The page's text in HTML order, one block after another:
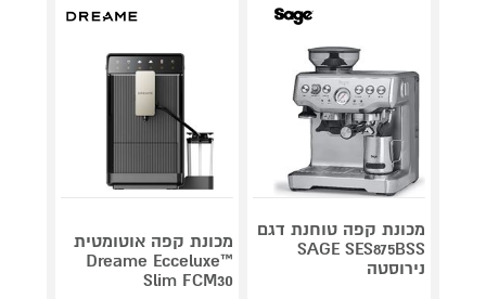
מכונת קפה טוחנת דגם
SAGE SES875BSS
נירוסטה
מכונת קפה אוטומטית
Dreame Ecceluxe™
Slim FCM30